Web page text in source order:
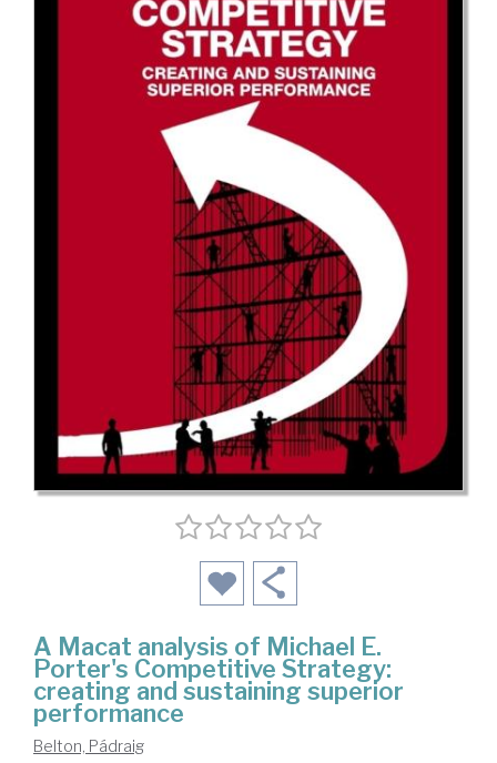
A Macat analysis of Michael E.
Porter's Competitive Strategy:
creating and sustaining superior
performance
Belton, Pádraig